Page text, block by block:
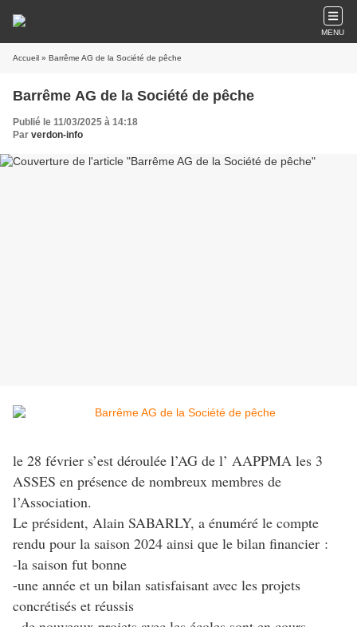
MENU
Accueil » Barrême AG de la Société de pêche
Barrême AG de la Société de pêche
Publié le 11/03/2025 à 14:18
Par verdon-info
le 28 février s’est déroulée l’AG de l’ AAPPMA les 3
ASSES en présence de nombreux membres de
l’Association.
Le président, Alain SABARLY, a énuméré le compte
rendu pour la saison 2024 ainsi que le bilan financier :
-la saison fut bonne
-une année et un bilan satisfaisant avec les projets
concrétisés et réussis